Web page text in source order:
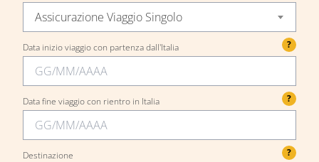
Assicurazione Viaggio Singolo
Data inizio viaggio con partenza dall'Italia ?
Data fine viaggio con rientro in Italia ?
?
Destinazione